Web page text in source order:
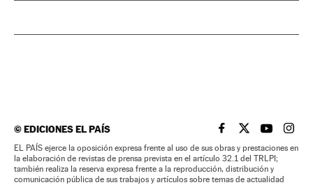
©EDICIONES EL PAÍS EL PAÍS BRASIL EN
EL PAÍSEL PAÍS
EL
EL PAÍS ejerce la oposición expresa frente al uso de sus obras y prestaciones en
la elaboración de revistas de prensa prevista en el artículo 32.1 del TRLPI;
también realiza la reserva expresa frente a la reproducción, distribución y
comunicación pública de sus trabajos y artículos sobre temas de actualidad